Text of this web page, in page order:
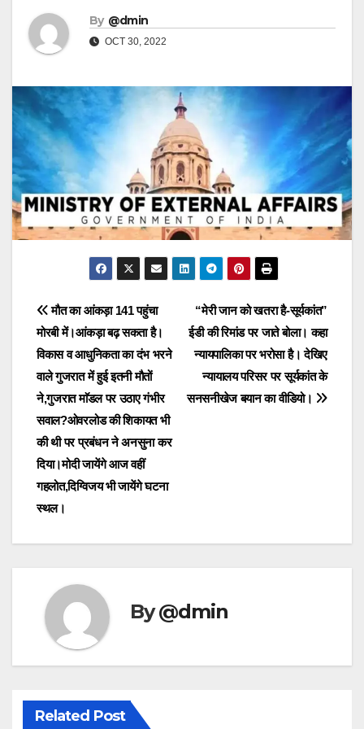
By @dmin
OCT 30, 2022
Post
navigation
“मेरी जान को खतरा है-सूर्यकांत”
ईडी की रिमांड पर जाते बोला। कहा
न्यायपालिका पर भरोसा है। देखिए
न्यायालय परिसर पर सूर्यकांत के
सनसनीखेज बयान का वीडियो।
मौत का आंकड़ा 141 पहुंचा
मोरबी में।आंकड़ा बढ़ सकता है।
विकास व आधुनिकता का दंभ भरने
वाले गुजरात में हुई इतनी मौतों
ने,गुजरात माॅडल पर उठाए गंभीर
सवाल?ओवरलोड की शिकायत भी
की थी पर प्रबंधन ने अनसुना कर
दिया।मोदी जायेंगे आज वहीं
गहलोत,दिग्विजय भी जायेंगे घटना
स्थल।
By@dmin
Related Post